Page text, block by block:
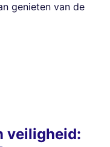
genieten van de
veiligheid: